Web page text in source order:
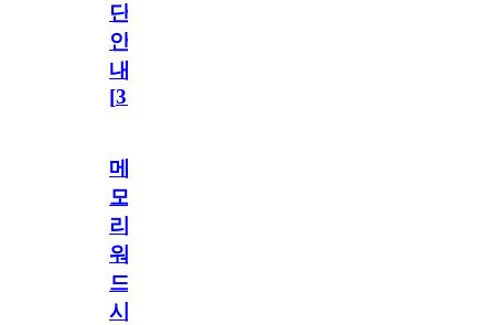
단
안
내
[31
메
모
리
워
드
시